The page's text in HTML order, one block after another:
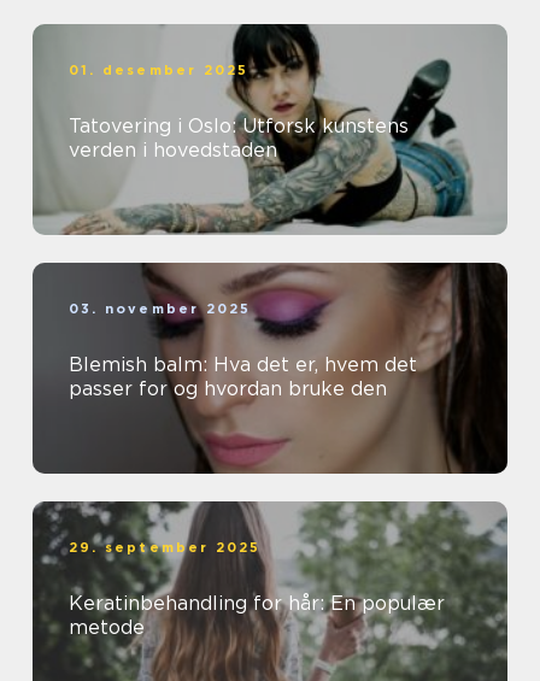
01. desember 2025
Tatovering i Oslo: Utforsk kunstens
verden i hovedstaden
03. november 2025
Blemish balm: Hva det er, hvem det
passer for og hvordan bruke den
29. september 2025
Keratinbehandling for hår: En populær
metode